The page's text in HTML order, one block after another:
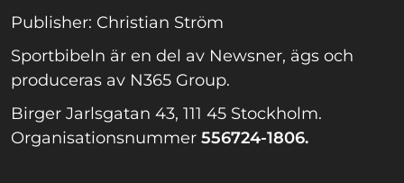
Publisher: Christian Ström
Sportbibeln är en del av Newsner, ägs och
produceras av N365 Group.
Birger Jarlsgatan 43, 111 45 Stockholm.
Organisationsnummer 556724-1806.